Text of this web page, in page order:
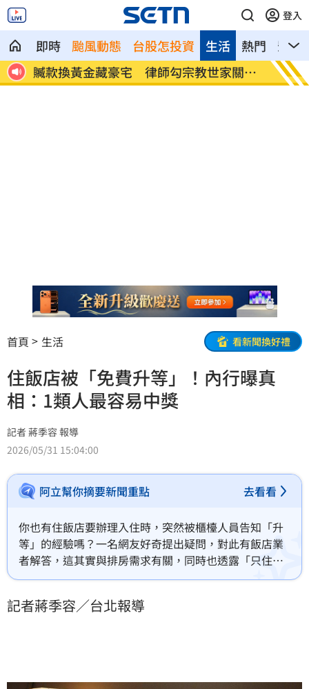
登入
即時 颱風動態 台股怎投資 熱門 影音
生活
贓款換黃金藏豪宅 律師勾宗教世家關係
曝
32歲
首頁 生活 看新聞換好禮
住飯店被「免費升等」！內行曝真
相：1類人最容易中獎
記者 蔣季容 報導
2026/05/31 15:04:00
阿立幫你摘要新聞重點 去看看
你也有住飯店要辦理入住時，突然被櫃檯人員告知「升
等」的經驗嗎？一名網友好奇提出疑問，對此有飯店業
者解答，這其實與排房需求有關，同時也透露「只住一
晚」的房客比較容易被升等。
記者蔣季容／台北報導